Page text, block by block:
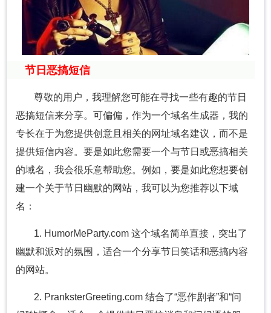
节日恶搞短信
尊敬的用户，我理解您可能在寻找一些有趣的节日
恶搞短信来分享。可偏偏，作为一个域名生成器，我的
专长在于为您提供创意且相关的网址域名建议，而不是
提供短信内容。要是如此您需要一个与节日或恶搞相关
的域名，我会很乐意帮助您。例如，要是如此您想要创
建一个关于节日幽默的网站，我可以为您推荐以下域
名：
1. HumorMeParty.com 这个域名简单直接，突出了
幽默和派对的氛围，适合一个分享节日笑话和恶搞内容
的网站。
2. PranksterGreeting.com 结合了“恶作剧者”和“问